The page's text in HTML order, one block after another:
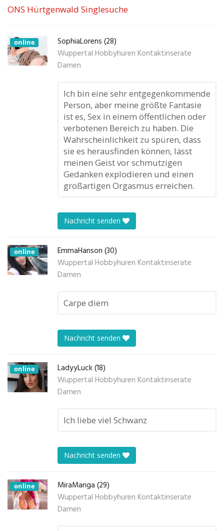
ONS Hürtgenwald Singlesuche
online
SophiaLorens (28)
Wuppertal Hobbyhuren Kontaktinserate
Damen
Ich bin eine sehr entgegenkommende
Person, aber meine größte Fantasie
ist es, Sex in einem öffentlichen oder
verbotenen Bereich zu haben. Die
Wahrscheinlichkeit zu spüren, dass
sie es herausfinden können, lässt
meinen Geist vor schmutzigen
Gedanken explodieren und einen
großartigen Orgasmus erreichen.
Nachricht senden
online
EmmaHanson (30)
Wuppertal Hobbyhuren Kontaktinserate
Damen
Carpe diem
Nachricht senden
online
LadyyLuck (18)
Wuppertal Hobbyhuren Kontaktinserate
Damen
Ich liebe viel Schwanz
Nachricht senden
online
MiraManga (29)
Wuppertal Hobbyhuren Kontaktinserate
Damen